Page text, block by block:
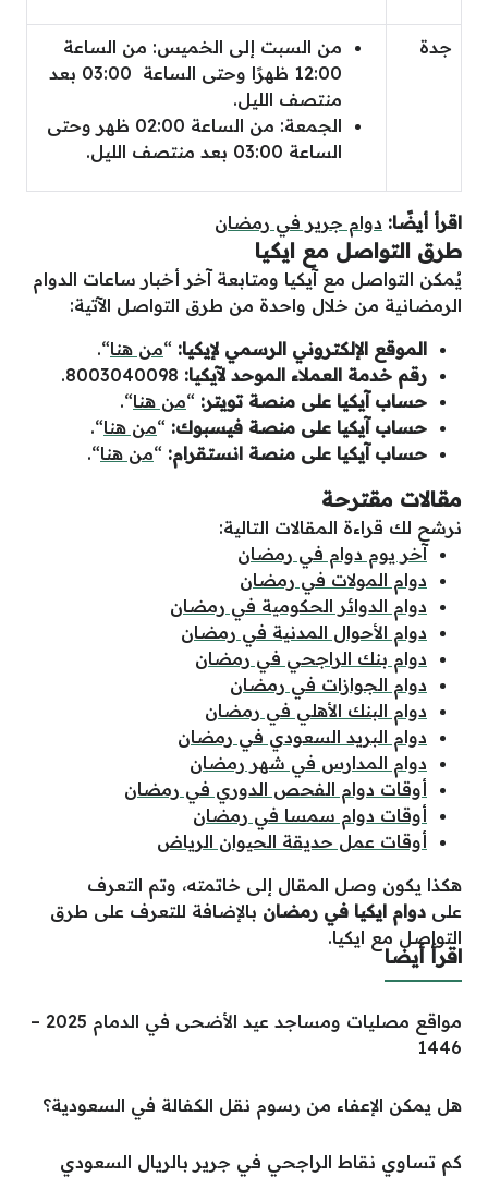
جدة
من السبت إلى الخميس: من الساعة
12:00 ظهرًا وحتى الساعة 03:00 بعد
منتصف الليل.
الجمعة: من الساعة 02:00 ظهر وحتى
الساعة 03:00 بعد منتصف الليل.
اقرأ أيضًا: دوام جرير في رمضان
طرق التواصل مع ايكيا
يُمكن التواصل مع آيكيا ومتابعة آخر أخبار ساعات الدوام
الرمضانية من خلال واحدة من طرق التواصل الآتية:
الموقع الإلكتروني الرسمي لإيكيا: “من هنا“.
رقم خدمة العملاء الموحد لآيكيا: 8003040098
.
حساب آيكيا على منصة تويتر: “من هنا“.
حساب آيكيا على منصة فيسبوك: “من هنا“.
حساب آيكيا على منصة انستقرام: “من هنا“.
مقالات مقترحة
نرشح لك قراءة المقالات التالية:
آخر يوم دوام في رمضان
دوام المولات في رمضان
دوام الدوائر الحكومية في رمضان
دوام الأحوال المدنية في رمضان
دوام بنك الراجحي في رمضان
دوام الجوازات في رمضان
دوام البنك الأهلي في رمضان
دوام البريد السعودي في رمضان
دوام المدارس في شهر رمضان
أوقات دوام الفحص الدوري في رمضان
أوقات دوام سمسا في رمضان
أوقات عمل حديقة الحيوان الرياض
هكذا يكون وصل المقال إلى خاتمته، وتم التعرف
على دوام ايكيا في رمضان بالإضافة للتعرف على طرق
التواصل مع ايكيا.
اقرأ أيضا
مواقع مصليات ومساجد عيد الأضحى في الدمام 2025 –
1446
هل يمكن الإعفاء من رسوم نقل الكفالة في السعودية؟
كم تساوي نقاط الراجحي في جرير بالريال السعودي